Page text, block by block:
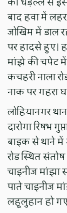
बाद हवा में
जोखिम में डाल
पर हादसे हुए।
मांझे की चपेट में
कचहरी नाला
नाक पर गहरा
लोहियानगर
दारोगा रिषभ
बाइक से थाने में
रोड स्थित
चाइनीज
पाते चाइनीज
लहूलुहान हो